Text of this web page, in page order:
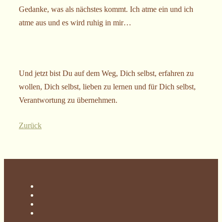
Gedanke, was als nächstes kommt. Ich atme ein und ich
atme aus und es wird ruhig in mir…
Und jetzt bist Du auf dem Weg, Dich selbst, erfahren zu
wollen, Dich selbst, lieben zu lernen und für Dich selbst,
Verantwortung zu übernehmen.
Zurück